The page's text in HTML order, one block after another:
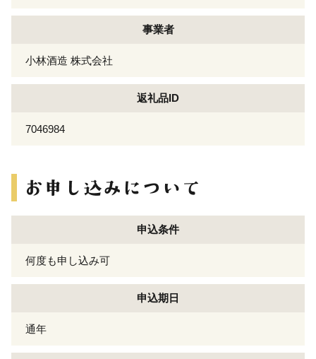
事業者
小林酒造 株式会社
返礼品ID
7046984
申込条件
何度も申し込み可
申込期日
通年